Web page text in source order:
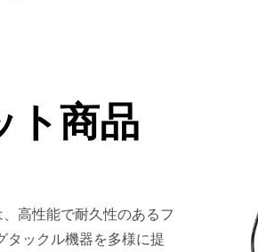
ト商品
高性能で耐久性のあるフ
タックル機器を多様に提